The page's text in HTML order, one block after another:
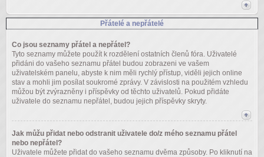
Přátelé a nepřátelé
Co jsou seznamy přátel a nepřátel?
Tyto seznamy můžete použít k rozdělení ostatních členů fóra. Uživatelé
přidáni do vašeho seznamu přátel budou zobrazeni ve vašem
uživatelském panelu, abyste k nim měli rychlý přístup, viděli jejich online
stav a mohli jim posílat soukromé zprávy. V závislosti na použitém vzhledu
můžou být zvýrazněny i příspěvky od těchto uživatelů. Pokud přidáte
uživatele do seznamu nepřátel, budou jejich příspěvky skryty.
Jak můžu přidat nebo odstranit uživatele do/z mého seznamu přátel
nebo nepřátel?
Uživatele můžete přidat do vašeho seznamu dvěma způsoby. Po kliknutí na